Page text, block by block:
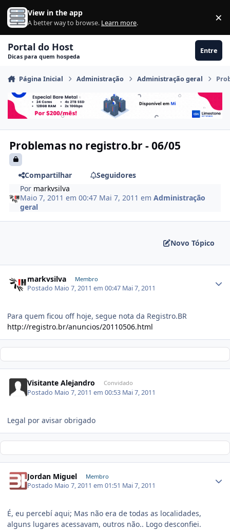
Ir para conteúdo
View in the app
A better way to browse. Learn more. ×
Portal do Host
Dicas para quem hospeda
Entre
Página Inicial Administração Administração geral
Problemas no registro.br - 06/05
Compartilhar
Seguidores
Por markvsilva
Maio 7, 2011 em 00:47 Mai 7, 2011 emAdministração
geral
Novo Tópico
markvsilva Membro
Postado Maio 7, 2011 em 00:47 Mai 7, 2011
Para quem ficou off hoje, segue nota da Registro.BR
http://registro.br/anuncios/20110506.html
Visitante Alejandro Convidado
Postado Maio 7, 2011 em 00:53 Mai 7, 2011
Legal por avisar obrigado
Jordan Miguel Membro
Postado Maio 7, 2011 em 01:51 Mai 7, 2011
É, eu percebí aqui; Mas não era de todas as localidades,
alguns lugares acessavam, outros não.. Logo desconfiei.